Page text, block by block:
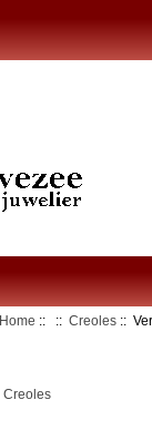
Home :: ::Creoles ::
Creoles